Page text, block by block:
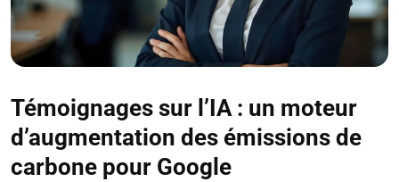
Témoignages sur l’IA : un moteur
d’augmentation des émissions de
carbone pour Google